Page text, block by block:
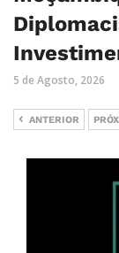
5 de Agosto, 2026
ANTERIOR